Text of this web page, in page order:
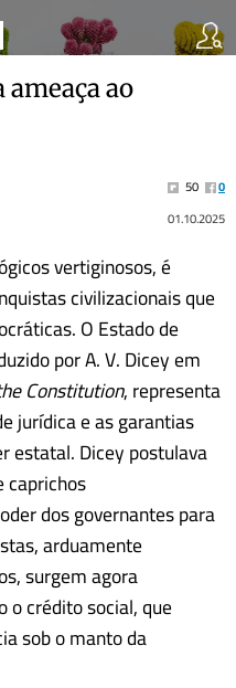
ameaça ao
50
0
01.10.2025
vertiginosos, é
civilizacionais que
O Estado de
por A. V. Dicey em
Constitution, representa
jurídica e as garantias
estatal. Dicey postulava
caprichos
dos governantes para
arduamente
surgem agora
o crédito social, que
sob o manto da